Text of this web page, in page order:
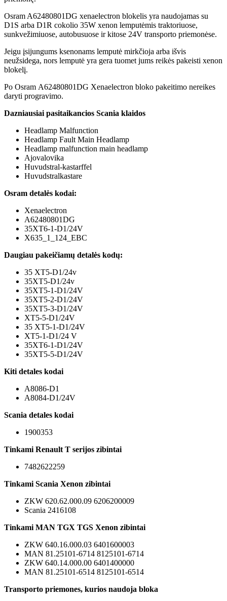
Osram A62480801DG xenaelectron blokelis yra naudojamas su
D1S arba D1R cokolio 35W xenon lemputėmis traktoriuose,
sunkvežimiuose, autobusuose ir kitose 24V transporto priemonėse.
Jeigu įsijungums ksenonams lemputė mirkčioja arba išvis
neužsidega, nors lemputė yra gera tuomet jums reikės pakeisti xenon
blokelį.
Po Osram A62480801DG Xenaelectron bloko pakeitimo nereikes
daryti progravimo.
Dazniausiai pasitaikancios Scania klaidos
Headlamp Malfunction
Headlamp Fault Main Headlamp
Headlamp malfunction main headlamp
Ajovalovika
Huvudstral-kastarffel
Huvudstralkastare
Osram detalės kodai:
Xenaelectron
A62480801DG
35XT6-1-D1/24V
X635_1_124_EBC
Daugiau pakeičiamų detalės kodų:
35 XT5-D1/24v
35XT5-D1/24v
35XT5-1-D1/24V
35XT5-2-D1/24V
35XT5-3-D1/24V
XT5-5-D1/24V
35 XT5-1-D1/24V
XT5-1-D1/24 V
35XT6-1-D1/24V
35XT5-5-D1/24V
Kiti detales kodai
A8086-D1
A8084-D1/24V
Scania detales kodai
1900353
Tinkami Renault T serijos zibintai
7482622259
Tinkami Scania Xenon zibintai
ZKW 620.62.000.09 6206200009
Scania 2416108
Tinkami MAN TGX TGS Xenon zibintai
ZKW 640.16.000.03 6401600003
MAN 81.25101-6714 8125101-6714
ZKW 640.14.000.00 6401400000
MAN 81.25101-6514 8125101-6514
Transporto priemones, kurios naudoja bloka